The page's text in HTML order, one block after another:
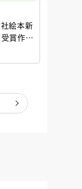
絵本新
賞作家
作実践